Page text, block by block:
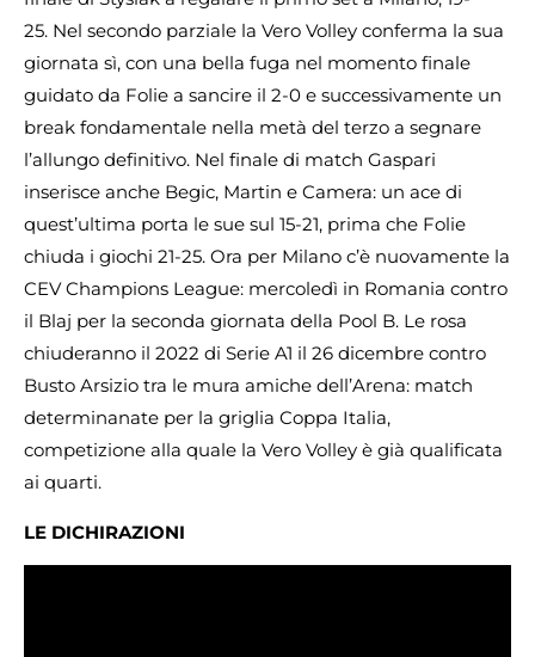
25. Nel secondo parziale la Vero Volley conferma la sua
giornata sì, con una bella fuga nel momento finale
guidato da Folie a sancire il 2-0 e successivamente un
break fondamentale nella metà del terzo a segnare
l’allungo definitivo. Nel finale di match Gaspari
inserisce anche Begic, Martin e Camera: un ace di
quest’ultima porta le sue sul 15-21, prima che Folie
chiuda i giochi 21-25. Ora per Milano c’è nuovamente la
CEV Champions League: mercoledì in Romania contro
il Blaj per la seconda giornata della Pool B. Le rosa
chiuderanno il 2022 di Serie A1 il 26 dicembre contro
Busto Arsizio tra le mura amiche dell’Arena: match
determinanate per la griglia Coppa Italia,
competizione alla quale la Vero Volley è già qualificata
ai quarti.
LE DICHIRAZIONI